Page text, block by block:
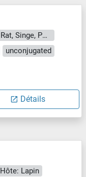
Reactivité: Humain, Souris, Rat, Singe, Porc, Boeuf (Vache), Cheval, Lapin, Chien, Poisson zèbre (Danio rerio), Xenopus laevis, Drosophila melanogaster, Hamster, Insectes
unconjugated
Détails
Hôte: Lapin